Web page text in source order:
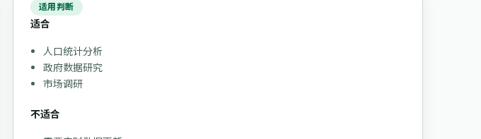
适用判断
适合
人口统计分析
政府数据研究
市场调研
不适合